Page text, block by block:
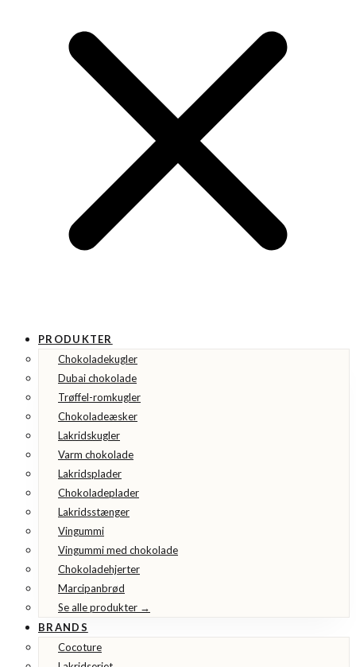
PRODUKTER
Chokoladekugler
Dubai chokolade
Trøffel-romkugler
Chokoladeæsker
Lakridskugler
Varm chokolade
Lakridsplader
Chokoladeplader
Lakridsstænger
Vingummi
Vingummi med chokolade
Chokoladehjerter
Marcipanbrød
Se alle produkter →
BRANDS
Cocoture